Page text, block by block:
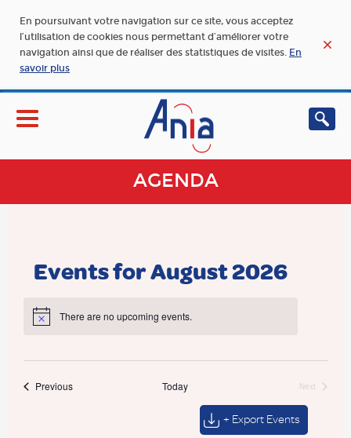
En poursuivant votre navigation sur ce site, vous acceptez
l’utilisation de cookies nous permettant d’améliorer votre
navigation ainsi que de réaliser des statistiques de visites. En
savoir plus
AGENDA
Events for August 2026
Notice There are no upcoming events.
PreviousEvents Today
Next
+ Export Events